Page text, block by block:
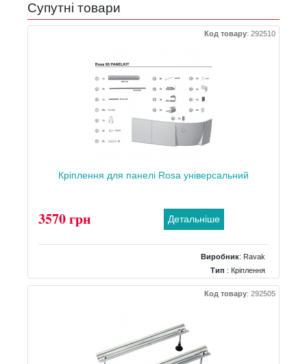
Супутні товари
Код товару: 292510
Кріплення для панелі Rosa універсальний
3570 грн Детальніше
Виробник: Ravak
Тип : Кріплення
Код товару: 292505